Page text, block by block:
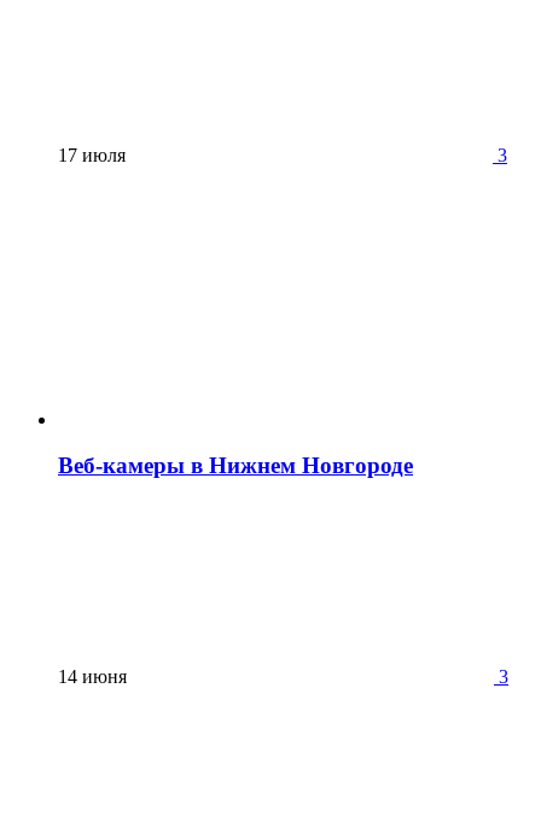
17 июля 3
Веб-камеры в Нижнем Новгороде
14 июня 3